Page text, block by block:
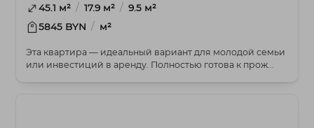
45.1 м² / 17.9 м² / 9.5 м²
5845 BYN / м²
Эта квартира — идеальный вариант для молодой семьи
или инвестиций в аренду. Полностью готова к прож...